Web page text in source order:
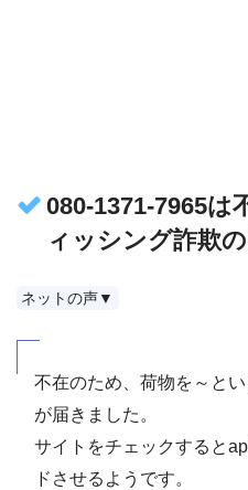
080-1371-7965は
ィッシング詐欺
ネットの声▼
不在のため、荷物を～と
が届きました。
サイトをチェックすると
ドさせるようです。